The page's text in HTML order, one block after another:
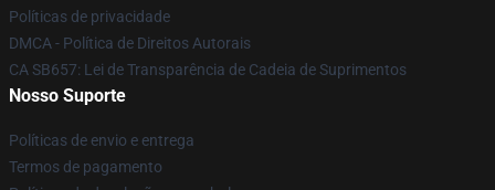
Políticas de privacidade
DMCA - Política de Direitos Autorais
CA SB657: Lei de Transparência de Cadeia de Suprimentos
Nosso Suporte
Políticas de envio e entrega
Termos de pagamento